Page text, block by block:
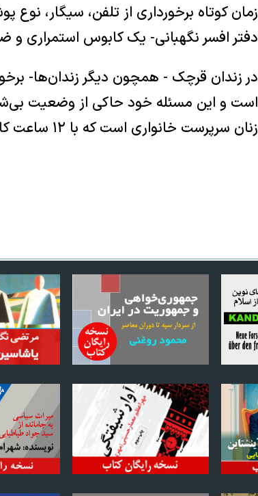
زمان کوتاه برخورداری از تلفن، سیگار،
دفتر افسر نگهبانی- یک کابوس استمراری
در زندان قرچک - همچون دیگر زندان‌ها-
است و این مسئله خود حاکی از وضعیت
زنان سرپرست خانواری است که با ۱۲ ساعت کار در کارگاه‌ها، نان‌آور خانواده‌های خود نیز هستند.